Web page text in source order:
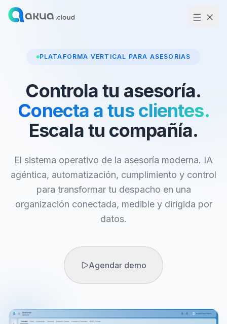
Agendar demo
PLATAFORMA VERTICAL PARA ASESORÍAS
Controla tu asesoría.
Conecta a tus clientes.
Escala tu compañía.
El sistema operativo de la asesoría moderna. IA
agéntica, automatización, cumplimiento y control
para transformar tu despacho en una
organización conectada, medible y dirigida por
datos.
Agendar demo